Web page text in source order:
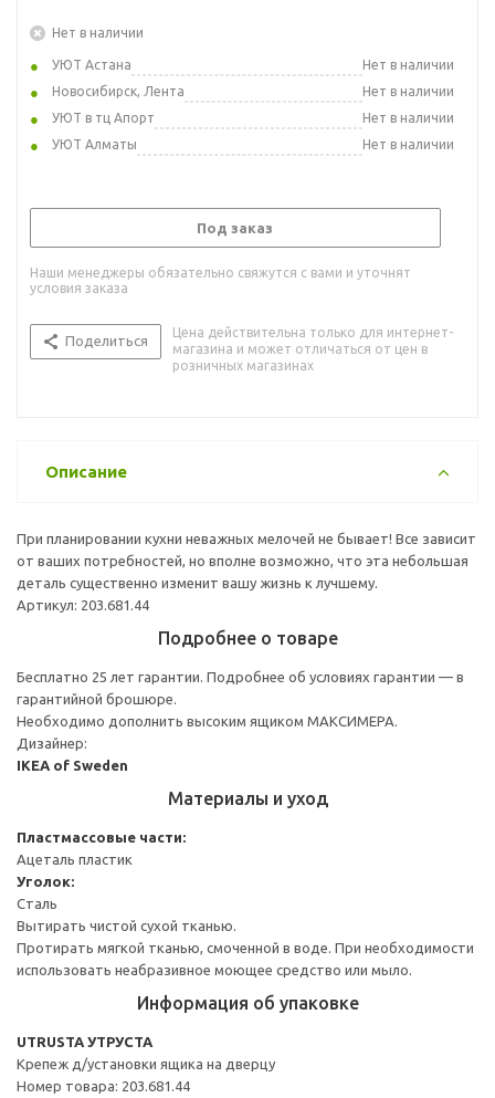
Нет в наличии
УЮТ Астана
Нет в наличии
Новосибирск, Лента
Нет в наличии
УЮТ в тц Апорт
Нет в наличии
УЮТ Алматы
Нет в наличии
Под заказ
Наши менеджеры обязательно свяжутся с вами и уточнят
условия заказа
Поделиться
Цена действительна только для интернет-
магазина и может отличаться от цен в
розничных магазинах
Описание
При планировании кухни неважных мелочей не бывает! Все зависит
от ваших потребностей, но вполне возможно, что эта небольшая
деталь существенно изменит вашу жизнь к лучшему.
Артикул: 203.681.44
Подробнее о товаре
Бесплатно 25 лет гарантии. Подробнее об условиях гарантии — в
гарантийной брошюре.
Необходимо дополнить высоким ящиком МАКСИМЕРА.
Дизайнер:
IKEA of Sweden
Материалы и уход
Пластмассовые части:
Ацеталь пластик
Уголок:
Сталь
Вытирать чистой сухой тканью.
Протирать мягкой тканью, смоченной в воде. При необходимости
использовать неабразивное моющее средство или мыло.
Информация об упаковке
UTRUSTA УТРУСТА
Крепеж д/установки ящика на дверцу
Номер товара: 203.681.44